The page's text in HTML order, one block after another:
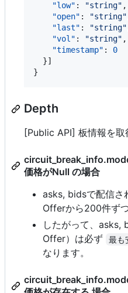
"low" : "string" ,
"open" : "string"
"last" : "string"
"vol" : "string" ,
"timestamp" : 0
  }]
}
Depth
[Public API] 板情報を取
価格がNull の場合
asks, bidsで配信さ
Offerから200件ずつ
したがって、asks,
Offer）は必ず
最
なります。